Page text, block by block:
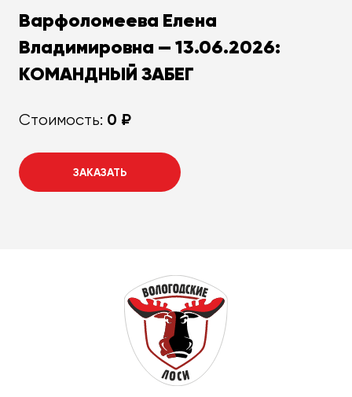
Варфоломеева Елена
Владимировна — 13.06.2026:
КОМАНДНЫЙ ЗАБЕГ
Стоимость: 0 ₽
ЗАКАЗАТЬ